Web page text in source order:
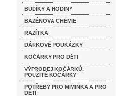
BUDÍKY A HODINY
BAZÉNOVÁ CHEMIE
RAZÍTKA
DÁRKOVÉ POUKÁZKY
KOČÁRKY PRO DĚTI
VÝPRODEJ KOČÁRKŮ,
POUŽITÉ KOČÁRKY
POTŘEBY PRO MIMINKA A PRO
DĚTI